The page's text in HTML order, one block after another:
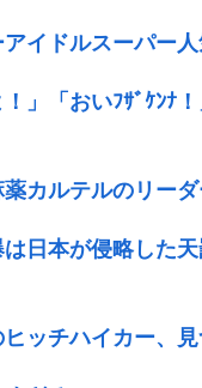
イドルスーパー
」「おいﾌｻﾞｹﾝﾅ
薬カルテルのリー
日本が侵略した
ヒッチハイカー、